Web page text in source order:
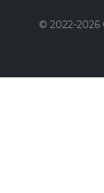
© 2022-2026